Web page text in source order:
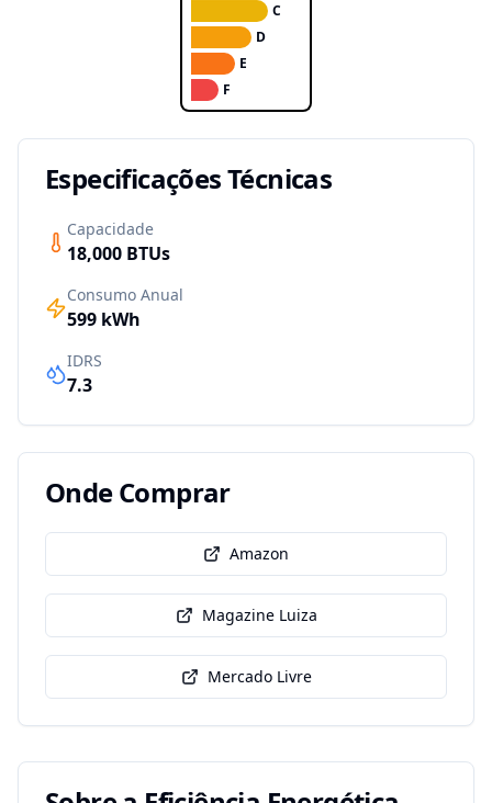
C
D
E
F
Especificações Técnicas
Capacidade
18,000 BTUs
Consumo Anual
599 kWh
IDRS
7.3
Onde Comprar
Amazon
Magazine Luiza
Mercado Livre